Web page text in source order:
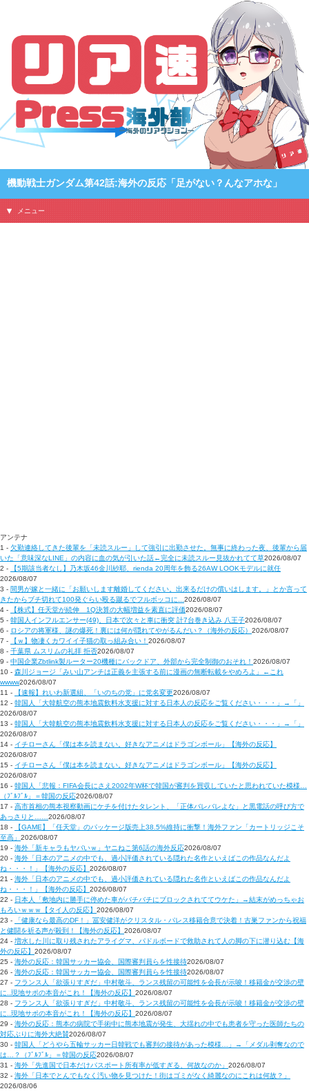
機動戦士ガンダム第42話:海外の反応「足がない？んなアホな」
メニュー
アンテナ
1 - 欠勤連絡してきた後輩を「未読スルー」して強引に出勤させた。無事に終わった夜、後輩から届
いた「意味深なLINE」の内容に血の気が引いた話←完全に未読スルー見抜かれてて草2026/08/07
2 -
【5期該当者なし】乃木坂46金川紗耶、rienda 20周年を飾る26AW LOOKモデルに就任
2026/08/07
3 - 間男が嫁と一緒に「お願いします離婚してください。出来るだけの償いはします。」とか言って
きたからブチ切れて100発ぐらい殴る蹴るでフルボッコに...2026/08/07
4 -
【株式】任天堂が続伸 1Q決算の大幅増益を素直に評価2026/08/07
5 - 韓国人インフルエンサー(49)、日本で次々と車に衝突 計7台巻き込み 八王子2026/08/07
6 - ロシアの将軍様、謎の爆死！裏には何が隠れてやがるんだい？（海外の反応） 2026/08/07
7 -
【ｗ】物凄くカワイイ子猫の取っ組み合い！ 2026/08/07
8 - 千葉県 ムスリムの礼拝 拒否2026/08/07
9 - 中国企業Zbtlink製ルーター20機種にバックドア、外部から完全制御のおそれ！ 2026/08/07
10 - 森川ジョージ「みい山アンチは正義を主張する前に漫画の無断転載をやめろよ」←これ
wwww2026/08/07
11 -
【速報】れいわ新選組、「いのちの党」に党名変更2026/08/07
12 - 韓国人「大韓航空の熊本地震飲料水支援に対する日本人の反応をご覧ください・・・」→「」
2026/08/07
13 - 韓国人「大韓航空の熊本地震飲料水支援に対する日本人の反応をご覧ください・・・」→「」
2026/08/07
14 - イチローさん「僕は本を読まない。好きなアニメはドラゴンボール」【海外の反応】
2026/08/07
15 - イチローさん「僕は本を読まない。好きなアニメはドラゴンボール」【海外の反応】
2026/08/07
16 - 韓国人「悲報：FIFA会長にさえ2002年W杯で韓国が審判を買収していたと思われていた模様…
（ﾌﾞﾙﾌﾞﾙ」＝韓国の反応2026/08/07
17 - 高市首相の熊本視察動画にケチを付けたタレント、「正体バレバレよな」と黒電話の呼び方で
あっさりと……2026/08/07
18 -
【GAME】「任天堂」のパッケージ版売上38.5%維持に衝撃！海外ファン「カートリッジこそ
至高」 2026/08/07
19 - 海外「新キャラもヤバいｗ」ヤニねこ第6話の海外反応2026/08/07
20 - 海外「日本のアニメの中でも、過小評価されている隠れた名作といえばこの作品なんだよ
ね・・・！」【海外の反応】 2026/08/07
21 - 海外「日本のアニメの中でも、過小評価されている隠れた名作といえばこの作品なんだよ
ね・・・！」【海外の反応】 2026/08/07
22 - 日本人「敷地内に勝手に停めた車がバチバチにブロックされててウケた」→結末がめっちゃお
もろいｗｗｗ【タイ人の反応】 2026/08/07
23 -
「健康なら最高のDF！」冨安健洋がクリスタル・パレス移籍合意で決着！古巣ファンから祝福
と健闘を祈る声が殺到！【海外の反応】 2026/08/07
24 - 増水した川に取り残されたアライグマ、パドルボードで救助されて人の脚の下に潜り込む【海
外の反応】 2026/08/07
25 - 海外の反応：韓国サッカー協会、国際審判員らを性接待2026/08/07
26 - 海外の反応：韓国サッカー協会、国際審判員らを性接待2026/08/07
27 - フランス人「欲張りすぎだ」中村敬斗、ランス残留の可能性を会長が示唆！移籍金が交渉の壁
に..現地サポの本音がこれ！【海外の反応】 2026/08/07
28 - フランス人「欲張りすぎだ」中村敬斗、ランス残留の可能性を会長が示唆！移籍金が交渉の壁
に..現地サポの本音がこれ！【海外の反応】 2026/08/07
29 - 海外の反応：熊本の病院で手術中に熊本地震が発生、大揺れの中でも患者を守った医師たちの
対応ぶりに海外大絶賛2026/08/07
30 - 韓国人「どうやら五輪サッカー日韓戦でも審判の接待があった模様…」→「メダル剥奪なので
は…？（ﾌﾞﾙﾌﾞﾙ」＝韓国の反応2026/08/07
31 - 海外「先進国で日本だけパスポート所有率が低すぎる、何故なのか」 2026/08/07
32 - 海外「日本でとんでもなく汚い物を見つけた！街はゴミがなく綺麗なのにこれは何故？」
2026/08/06